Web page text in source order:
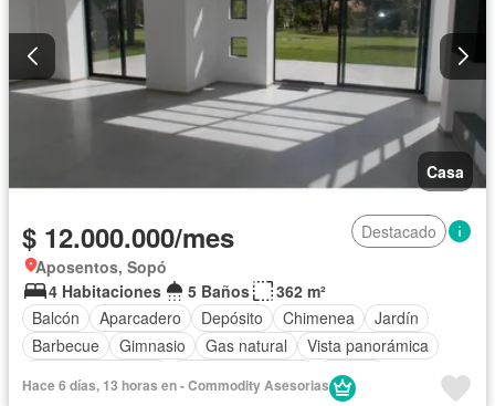
Casa
$ 12.000.000/mes
Destacado
Aposentos, Sopó
4 Habitaciones
5 Baños
362 m²
Balcón
Aparcadero Depósito Chimenea
Jardín
Barbecue
Gimnasio Gas natural
Vista panorámica
Piscina
Hace 6 días, 13 horas en - Commodity Asesorias